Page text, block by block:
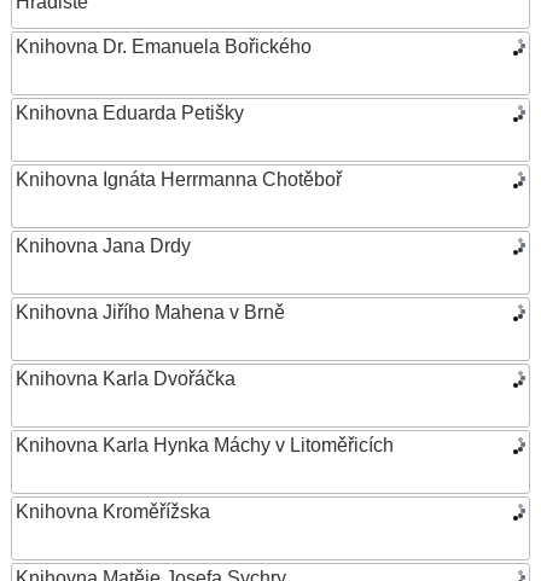
Knihovna Dr. Emanuela Bořického
Knihovna Eduarda Petišky
Knihovna Ignáta Herrmanna Chotěboř
Knihovna Jana Drdy
Knihovna Jiřího Mahena v Brně
Knihovna Karla Dvořáčka
Knihovna Karla Hynka Máchy v Litoměřicích
Knihovna Kroměřížska